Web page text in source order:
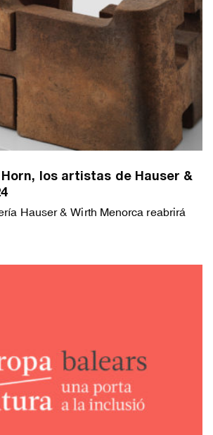
los artistas de Hauser &
Hauser & Wirth Menorca reabrirá